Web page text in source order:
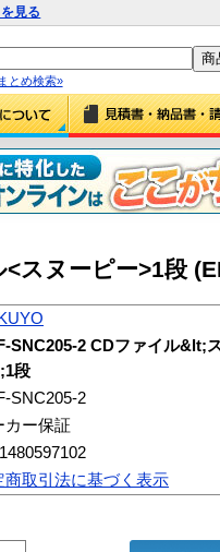
見る
とめ検索»
スヌーピー>1段
SNC205-2 CDファイル&lt;
段
SNC205-2
カー保証
商取引法に基づく表示